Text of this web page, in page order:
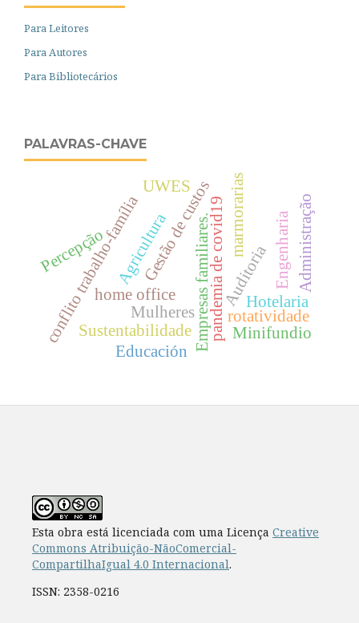
Para Leitores
Para Autores
Para Bibliotecários
PALAVRAS-CHAVE
Auditoria
pandemia de covid19
home office
conflito trabalho-famíliaMulheres
Hotelaria
Gestão de custos
UWES
Empresas familiares. EngenhariaAdministração
Percepção
Sustentabilidade
marmorarias
rotatividade
Minifundio
Educación
Agricultura
Esta obra está licenciada com uma Licença Creative
Commons Atribuição-NãoComercial-
CompartilhaIgual 4.0 Internacional.
ISSN: 2358-0216